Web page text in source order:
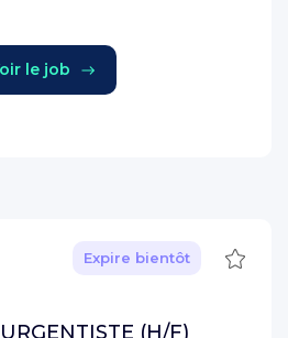
le job
Expire bientôt
(H/F)